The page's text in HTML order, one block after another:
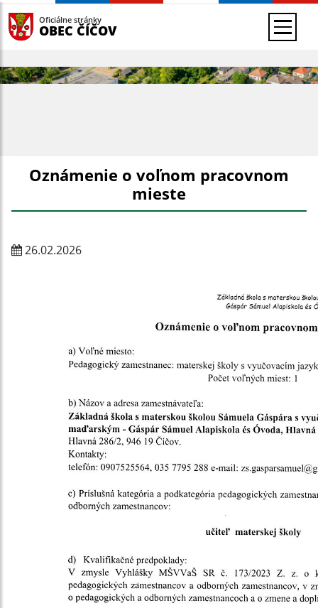
Oficiálne stránky
OBEC ČÍČOV
Oznámenie o voľnom pracovnom
mieste
26.02.2026